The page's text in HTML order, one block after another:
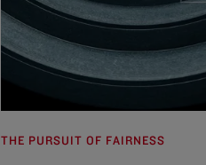
THE PURSUIT OF FAIRNESS